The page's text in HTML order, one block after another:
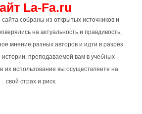
La-Fa.ru
собраны из открытых источников и
на актуальность и правдивость,
мнение разных авторов и идти в разрез
истории, преподаваемой вам в учебных
их использование вы осуществляете на
свой страх и риск.